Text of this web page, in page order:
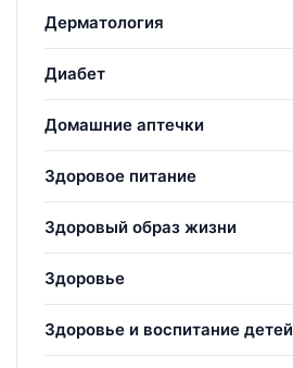
Дерматология
Диабет
Домашние аптечки
Здоровое питание
Здоровый образ жизни
Здоровье
Здоровье и воспитание детей